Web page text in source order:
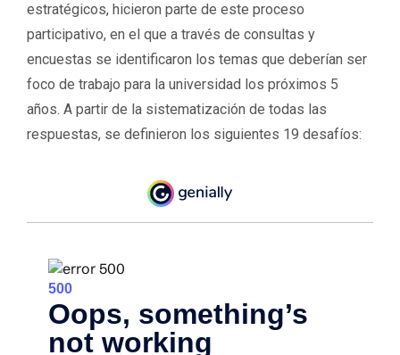
estratégicos, hicieron parte de este proceso
participativo, en el que a través de consultas y
encuestas se identificaron los temas que deberían ser
foco de trabajo para la universidad los próximos 5
años. A partir de la sistematización de todas las
respuestas, se definieron los siguientes 19 desafíos: